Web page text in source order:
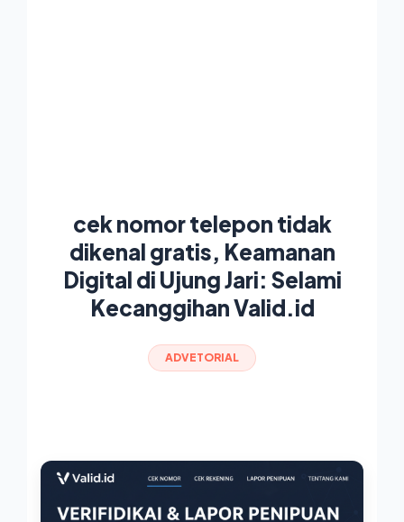
cek nomor telepon tidak
dikenal gratis, Keamanan
Digital di Ujung Jari: Selami
Kecanggihan Valid.id
ADVETORIAL